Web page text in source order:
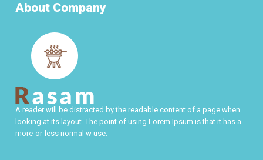
About Company
A reader will be distracted by the readable content of a page when
looking at its layout. The point of using Lorem Ipsum is that it has a
more-or-less normal w use.